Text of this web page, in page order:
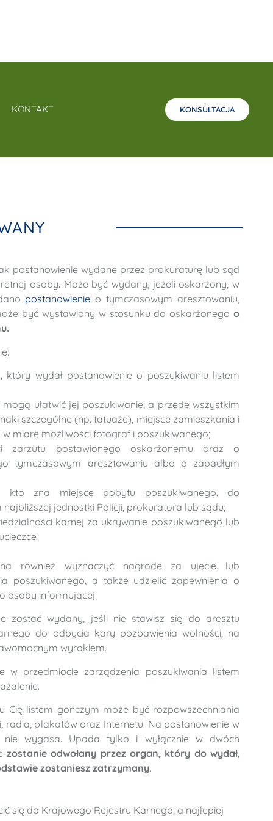
KONTAKT KONSULTACJA
postanowienie wydane przez prokuraturę lub sąd
osoby. Może być wydany, jeżelioskarżony, w
postanowienie o tymczasowym aresztowaniu,
być wystawiony w stosunku do oskarżonegoo
wydał postanowienie o poszukiwaniu listem
ułatwić jej poszukiwanie, a przede wszystkim
szczególne (np. tatuaże), miejsce zamieszkania i
w miarę możliwości fotografii poszukiwanego;
zarzutu postawionego oskarżonemu oraz o
tymczasowym aresztowaniu albo o zapadłym
kto zna miejsce pobytu poszukiwanego, do
jednostki Policji, prokuratora lub sądu;
karnej za ukrywanie poszukiwanego lub
również wyznaczyć nagrodę za ujęcie lub
poszukiwanego, a także udzielić zapewnienia o
osoby informującej.
zostać wydany, jeśli nie stawisz się do aresztu
do odbycia kary pozbawienia wolności, na
wyrokiem.
w przedmiocie zarządzenia poszukiwania listem
Cię listem gończym może być rozpowszechniania
radia, plakatów oraz Internetu. Na postanowienie w
nie wygasa. Upada tylko i wyłącznie w dwóch
zostanie odwołany przez organ, który do wydał,
zostaniesz zatrzymany.
się do Krajowego Rejestru Karnego, a najlepiej